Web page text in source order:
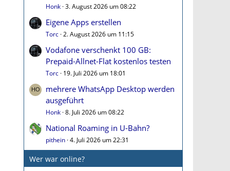
Honk 3. August 2026 um 08:22
Eigene Apps erstellen
Torc 2. August 2026 um 11:15
Vodafone verschenkt 100 GB:
Prepaid-Allnet-Flat kostenlos testen
Torc 19. Juli 2026 um 18:01
mehrere WhatsApp Desktop werden
ausgeführt
Honk 8. Juli 2026 um 08:22
National Roaming in U-Bahn?
pithein 4. Juli 2026 um 22:31
Wer war online?